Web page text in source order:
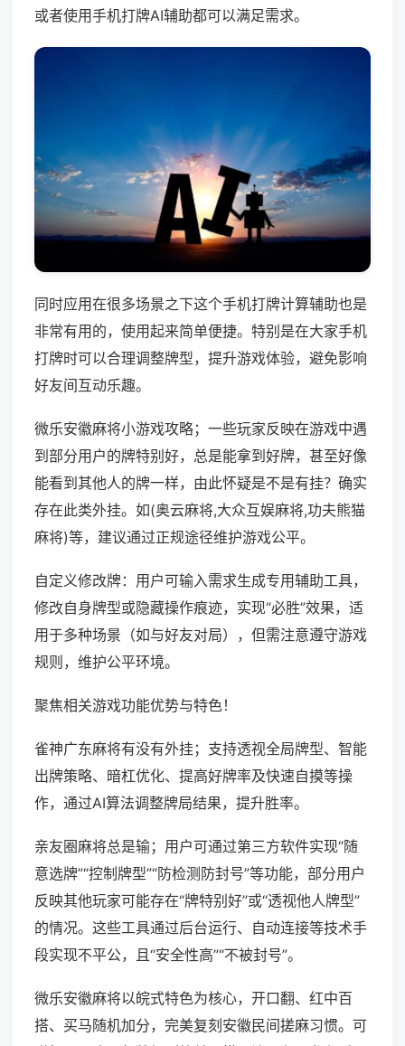
或者使用手机打牌AI辅助都可以满足需求。
同时应用在很多场景之下这个手机打牌计算辅助也是
非常有用的，使用起来简单便捷。特别是在大家手机
打牌时可以合理调整牌型，提升游戏体验，避免影响
好友间互动乐趣。
微乐安徽麻将小游戏攻略；一些玩家反映在游戏中遇
到部分用户的牌特别好，总是能拿到好牌，甚至好像
能看到其他人的牌一样，由此怀疑是不是有挂？确实
存在此类外挂。如(奥云麻将,大众互娱麻将,功夫熊猫
麻将)等，建议通过正规途径维护游戏公平。
自定义修改牌：用户可输入需求生成专用辅助工具，
修改自身牌型或隐藏操作痕迹，实现“必胜”效果，适
用于多种场景（如与好友对局），但需注意遵守游戏
规则，维护公平环境。
聚焦相关游戏功能优势与特色！
雀神广东麻将有没有外挂；支持透视全局牌型、智能
出牌策略、暗杠优化、提高好牌率及快速自摸等操
作，通过AI算法调整牌局结果，提升胜率。
亲友圈麻将总是输；用户可通过第三方软件实现“随
意选牌”“控制牌型”“防检测防封号”等功能，部分用户
反映其他玩家可能存在“牌特别好”或“透视他人牌型”
的情况。这些工具通过后台运行、自动连接等技术手
段实现不平公，且“安全性高”“不被封号”。
微乐安徽麻将以皖式特色为核心，开口翻、红中百
搭、买马随机加分，完美复刻安徽民间搓麻习惯。可